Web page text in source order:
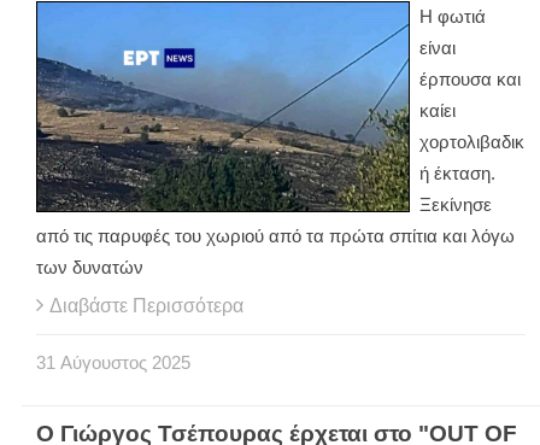
Η φωτιά
είναι
έρπουσα και
καίει
χορτολιβαδικ
ή έκταση.
Ξεκίνησε
από τις παρυφές του χωριού από τα πρώτα σπίτια και λόγω
των δυνατών
Διαβάστε Περισσότερα
31 Αύγουστος 2025
Ο Γιώργος Τσέπουρας έρχεται στο "OUT OF